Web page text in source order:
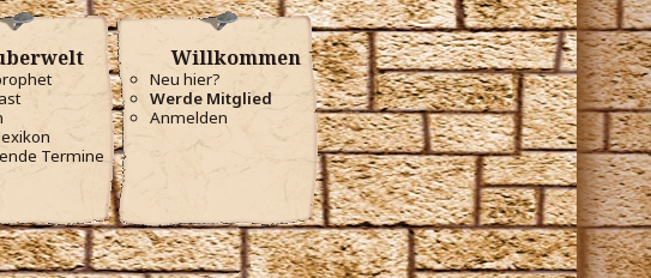
Termine
Willkommen
Neu hier?
Werde Mitglied
Anmelden